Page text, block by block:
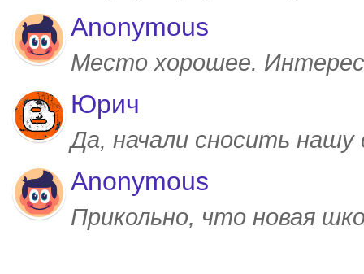
Anonymous
Место хорошее.
Юрич
Да, начали сносить
Anonymous
Прикольно, что новая